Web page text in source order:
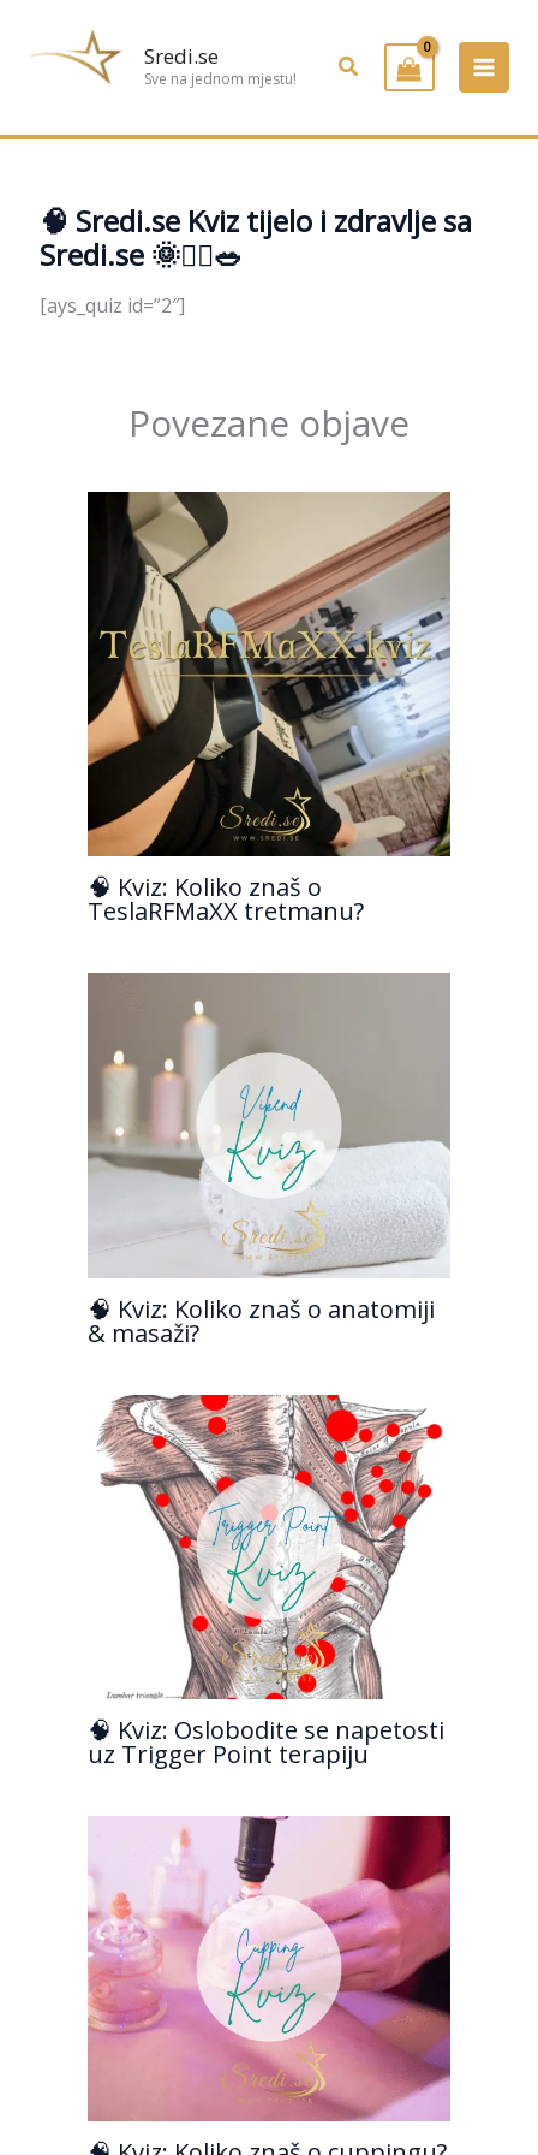
Sredi.se
Sve na jednom mjestu! Pretraživanje
🧠 Sredi.se Kviz tijelo i zdravlje sa
Sredi.se 🌞💆‍♀️🥗
[ays_quiz id=”2″]
Povezane objave
🧠 Kviz: Koliko znaš o
TeslaRFMaXX tretmanu?
🧠 Kviz: Koliko znaš o anatomiji
& masaži?
🧠 Kviz: Oslobodite se napetosti
uz Trigger Point terapiju